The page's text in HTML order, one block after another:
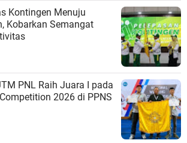
Kontingen Menuju
Kobarkan Semangat
PNL Raih Juara I pada
2026 di PPNS